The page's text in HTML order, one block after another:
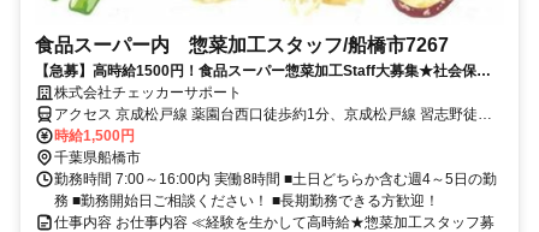
食品スーパー内 惣菜加工スタッフ/船橋市7267
【急募】高時給1500円！食品スーパー惣菜加工Staff大募集★社会保険
完備♪株式会社チェッカーサポート
アクセス 京成松戸線 薬園台西口徒歩約1分、京成松戸線 習志野徒歩
約10分、京成松戸線 前原東口徒歩約18分
時給1,500円
千葉県船橋市
勤務時間 7:00～16:00内 実働8時間 ■土日どちらか含む週4～5日の勤
務 ■勤務開始日ご相談ください！ ■長期勤務できる方歓迎！
仕事内容 お仕事内容 ≪経験を生かして高時給★惣菜加工スタッフ募